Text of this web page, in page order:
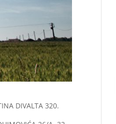
DIVALTA 320.